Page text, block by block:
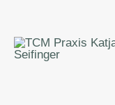
springen